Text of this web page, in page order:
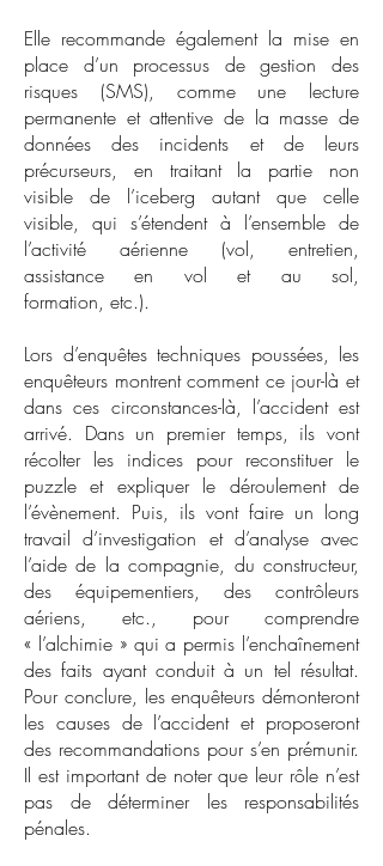
Elle recommande également la mise en
place d’un processus de gestion des
risques (SMS), comme une lecture
permanente et attentive de la masse de
données des incidents et de leurs
précurseurs, en traitant la partie non
visible de l’iceberg autant que celle
visible, qui s’étendent à l’ensemble de
l’activité aérienne (vol, entretien,
assistance en vol et au sol,
formation, etc.).
Lors d’enquêtes techniques poussées, les
enquêteurs montrent comment ce jour-là et
dans ces circonstances-là, l’accident est
arrivé. Dans un premier temps, ils vont
récolter les indices pour reconstituer le
puzzle et expliquer le déroulement de
l’évènement. Puis, ils vont faire un long
travail d’investigation et d’analyse avec
l’aide de la compagnie, du constructeur,
des équipementiers, des contrôleurs
aériens, etc., pour comprendre
« l’alchimie » qui a permis l’enchaînement
des faits ayant conduit à un tel résultat.
Pour conclure, les enquêteurs démonteront
les causes de l’accident et proposeront
des recommandations pour s’en prémunir.
Il est important de noter que leur rôle n’est
pas de déterminer les responsabilités
pénales.